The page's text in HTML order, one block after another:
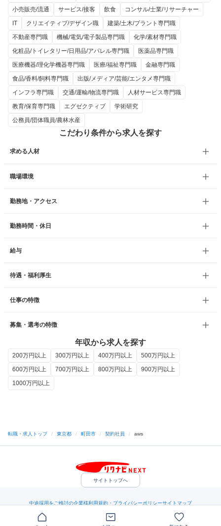
小売販売/流通
サービス/接客 飲食
コンサル/士業/リサーチャー
IT
クリエイティブ/デザイン職
建築/土木/プラント専門職
不動産専門職
機械/電気/電子製品専門職
化学/素材専門職
化粧品/トイレタリー/日用品/アパレル専門職
医薬品専門職
医療機器/理化学機器専門職
医療/福祉専門職
金融専門職
食品/香料/飼料専門職
出版/メディア/芸能/エンタメ専門職
インフラ専門職
交通/運輸/物流専門職
人材サービス専門職
教育/保育専門職
エグゼクティブ
学術研究
公務員/団体職員/農林水産
こだわり条件から求人を探す
求める人材
職場環境
勤務地・アクセス
勤務時間・休日
給与
待遇・福利厚生
仕事の特徴
募集・選考の特徴
年収から求人を探す
200万円以上 300万円以上 400万円以上
500万円以上
600万円以上
700万円以上 800万円以上
900万円以上
1000万円以上
転職・求人トップ / 東京都 / 町田市 / 契約社員 / aws
サイトトップへ
中途採用をご検討の企業様利用規約・プライバシーポリシーサイトマップ
（C）Indeed Inc.